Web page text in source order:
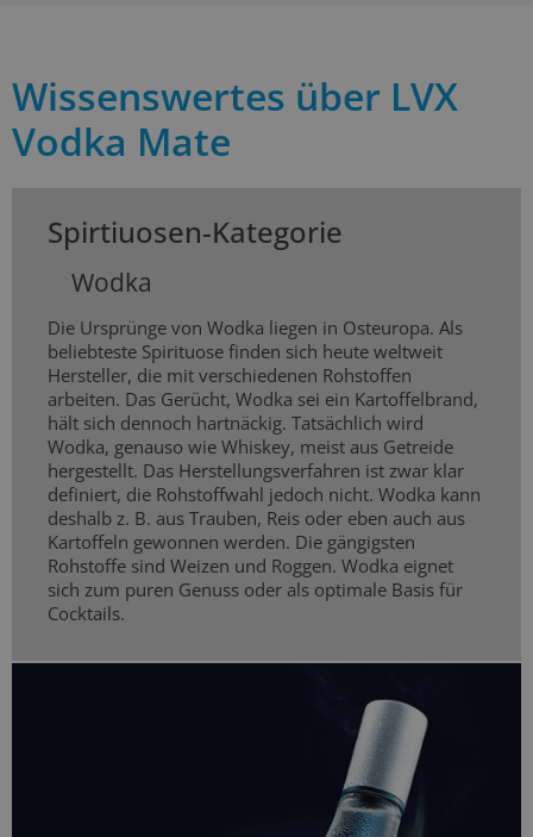
Wissenswertes über LVX
Vodka Mate
Spirtiuosen-Kategorie
Wodka
Die Ursprünge von Wodka liegen in Osteuropa. Als
beliebteste Spirituose finden sich heute weltweit
Hersteller, die mit verschiedenen Rohstoffen
arbeiten. Das Gerücht, Wodka sei ein Kartoffelbrand,
hält sich dennoch hartnäckig. Tatsächlich wird
Wodka, genauso wie Whiskey, meist aus Getreide
hergestellt. Das Herstellungsverfahren ist zwar klar
definiert, die Rohstoffwahl jedoch nicht. Wodka kann
deshalb z. B. aus Trauben, Reis oder eben auch aus
Kartoffeln gewonnen werden. Die gängigsten
Rohstoffe sind Weizen und Roggen. Wodka eignet
sich zum puren Genuss oder als optimale Basis für
Cocktails.